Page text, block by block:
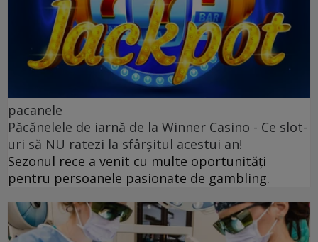
pacanele
Păcănelele de iarnă de la Winner Casino - Ce slot-
uri să NU ratezi la sfârșitul acestui an!
Sezonul rece a venit cu multe oportunități
pentru persoanele pasionate de gambling.